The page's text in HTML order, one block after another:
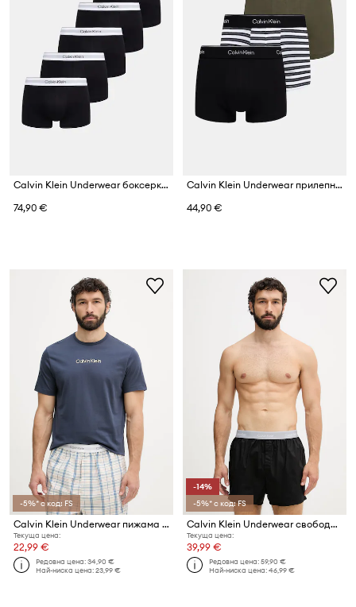
Calvin Klein Underwear боксерки мъжки от памук с еластан 5 броя
74,90 €
Calvin Klein Underwear прилепнали боксерки мъжки 3 броя
44,90 €
-5%* с код: FS
Calvin Klein Underwear пижама с къси ръкави мъжка от памук
Текуща цена:
22,99 €
Редовна цена:34,90 €
Най-ниска цена:23,99 €
-14%
-5%* с код: FS
Calvin Klein Underwear свободни боксерки мъжки от памук с еластан 3 броя
Текуща цена:
39,99 €
Редовна цена:59,90 €
Най-ниска цена:46,99 €